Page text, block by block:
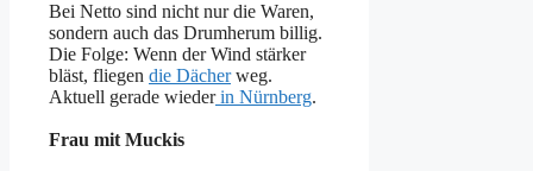
Bei Netto sind nicht nur die Waren,
sondern auch das Drumherum billig.
Die Folge: Wenn der Wind stärker
bläst, fliegen die Dächerweg.
Aktuell gerade wiederin Nürnberg.
Frau mit Muckis